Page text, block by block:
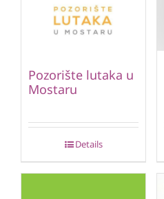
Pozorište lutaka u
Mostaru
Details